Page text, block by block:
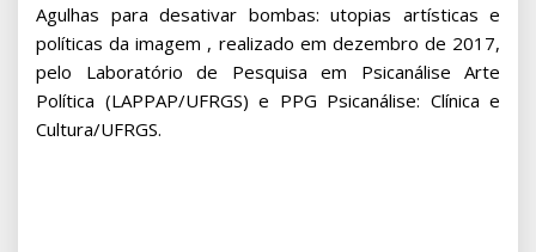
Agulhas para desativar bombas: utopias artísticas e
políticas da imagem , realizado em dezembro de 2017,
pelo Laboratório de Pesquisa em Psicanálise Arte
Política (LAPPAP/UFRGS) e PPG Psicanálise: Clínica e
Cultura/UFRGS.